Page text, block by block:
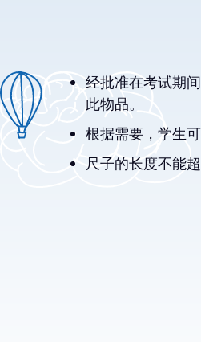
经批准在考试期
此物品。
根据需要，学生
尺子的长度不能